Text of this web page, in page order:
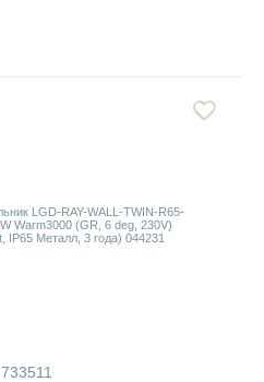
733511